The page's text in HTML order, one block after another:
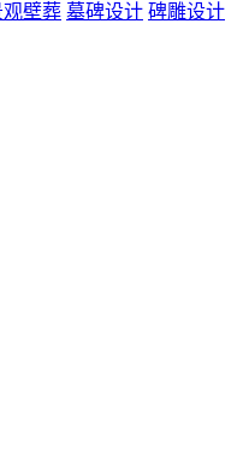
观壁葬 墓碑设计 碑雕设计